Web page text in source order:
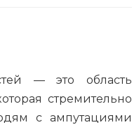
и доступная
— это область
стремительно
с ампутациями